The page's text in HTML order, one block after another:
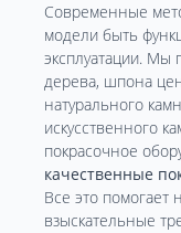
Современные
модели быть
эксплуатации. Мы
дерева, шпона
натурального
искусственного
покрасочное
качественные
Все это помогает
взыскательные